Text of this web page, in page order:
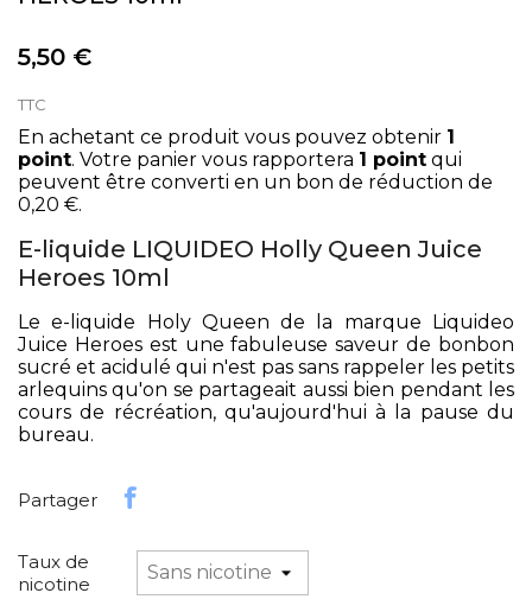
5,50 €
TTC
En achetant ce produit vous pouvez obtenir 1
point. Votre panier vous rapportera 1 point qui
peuvent être converti en un bon de réduction de
0,20 €.
E-liquide LIQUIDEO Holly Queen Juice
Heroes 10ml
Le e-liquide Holy Queen de la marque Liquideo
Juice Heroes est une fabuleuse saveur de bonbon
sucré et acidulé qui n'est pas sans rappeler les petits
arlequins qu'on se partageait aussi bien pendant les
cours de récréation, qu'aujourd'hui à la pause du
bureau.
Partager
Taux de
nicotine